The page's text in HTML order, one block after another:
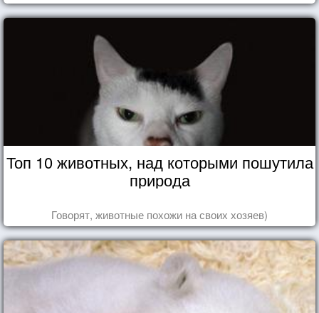
Топ 10 животных, над которыми пошутила
природа
Говорят, животные похожи на своих хозяев)